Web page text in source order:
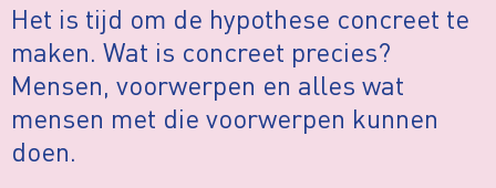
Het is tijd om de hypothese concreet te
maken. Wat is concreet precies?
Mensen, voorwerpen en alles wat
mensen met die voorwerpen kunnen
doen.